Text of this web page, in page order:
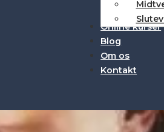
Online kurser
Blog
Om os
Kontakt